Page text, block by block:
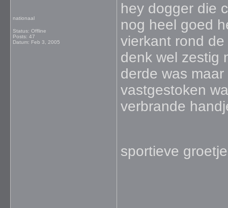
nationaal
Status: Offline
Posts: 47
Datum: Feb 3, 2005
hey dogger die
nog heel goed
vierkant rond
denk wel zestig
derde was
vastgestoken
verbrande
sportieve